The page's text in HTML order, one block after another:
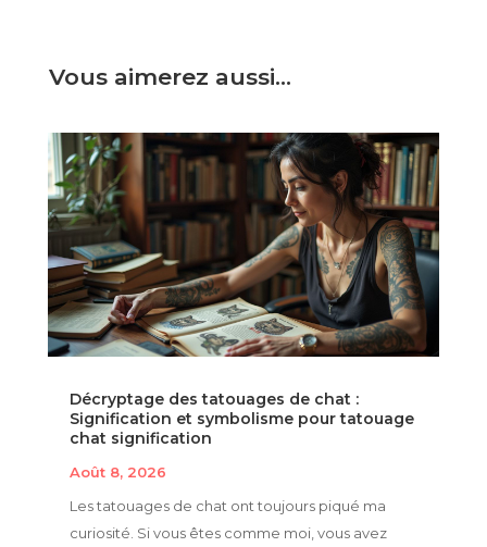
Vous aimerez aussi…
Décryptage des tatouages de chat :
Signification et symbolisme pour tatouage
chat signification
Août 8, 2026
Les tatouages de chat ont toujours piqué ma
curiosité. Si vous êtes comme moi, vous avez